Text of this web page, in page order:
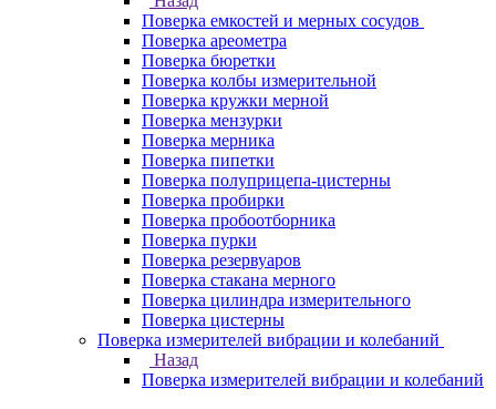
Поверка емкостей и мерных сосудов
Поверка ареометра
Поверка бюретки
Поверка колбы измерительной
Поверка кружки мерной
Поверка мензурки
Поверка мерника
Поверка пипетки
Поверка полуприцепа-цистерны
Поверка пробирки
Поверка пробоотборника
Поверка пурки
Поверка резервуаров
Поверка стакана мерного
Поверка цилиндра измерительного
Поверка цистерны
Поверка измерителей вибрации и колебаний
Назад
Поверка измерителей вибрации и колебаний